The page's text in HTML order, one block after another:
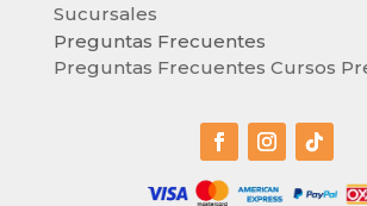
Sucursales
Preguntas Frecuentes
Preguntas Frecuentes Cursos